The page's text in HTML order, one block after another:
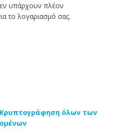
υπάρχουν πλέον
το λογαριασμό σας.
Κρυπτογράφηση όλων των